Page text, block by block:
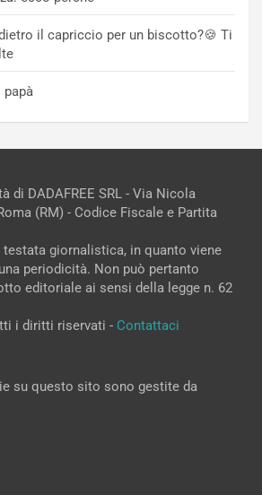
il capriccio per un biscotto?🍪 Ti
papà
di DADAFREE SRL - Via Nicola
(RM) - Codice Fiscale e Partita
testata giornalistica, in quanto viene
periodicità. Non può pertanto
editoriale ai sensi della legge n. 62
i diritti riservati - Contattaci
su questo sito sono gestite da